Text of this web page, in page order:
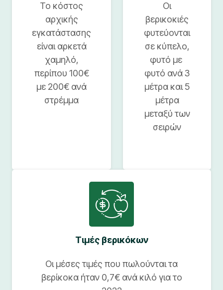
Το κόστος
αρχικής
εγκατάστασης
είναι αρκετά
χαμηλό,
περίπου 100€
με 200€ ανά
στρέμμα
Οι
βερικοκιές
φυτεύονται
σε κύπελο,
φυτό με
φυτό ανά 3
μέτρα και 5
μέτρα
μεταξύ των
σειρών
Τιμές βερικόκων
Οι μέσες τιμές που πωλούνται τα
βερίκοκα ήταν 0,7€ ανά κιλό για το